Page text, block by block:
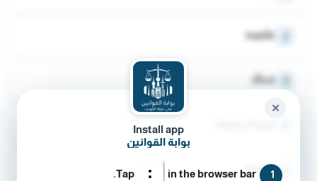
جامعـة
جـدك
جريمـة
Install app
بوابة القوانين
1
Tap in the browser bar.
✕